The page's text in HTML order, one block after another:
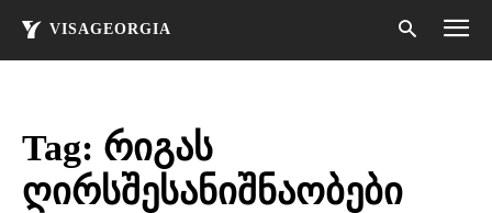
VISAGEORGIA
Tag: რიგას
ღირსშესანიშნაობები